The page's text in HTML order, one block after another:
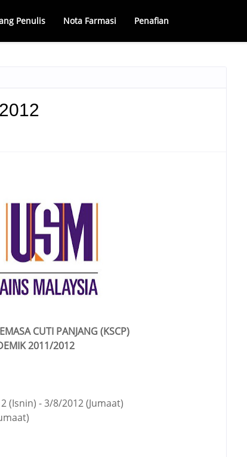
Penulis Nota Farmasi Penafian
CUTI PANJANG (KSCP)
2011/2012
(Isnin) - 3/8/2012 (Jumaat)